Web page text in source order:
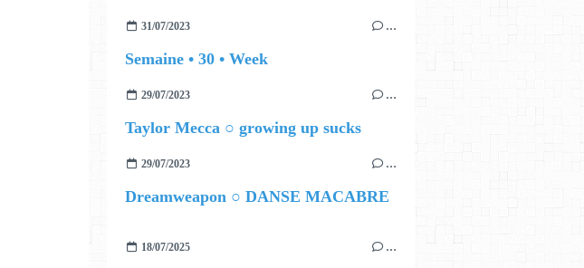
31/07/2023 …
Semaine • 30 • Week
29/07/2023 …
Taylor Mecca ○ growing up sucks
29/07/2023 …
Dreamweapon ○ DANSE MACABRE
18/07/2025 …